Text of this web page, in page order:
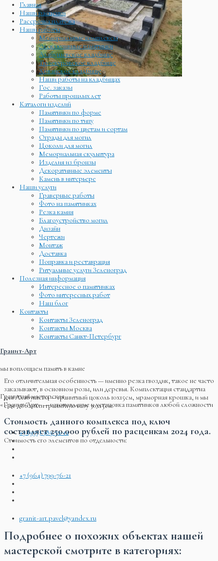
Главная
Наши расценки
Рассрочка платежа
Наши работы
Мемориальные комплексы
Эксклюзивные памятники
Алабушевское кладбище
Троекуровское кладбище
Хованское кладбище
Наши работы на кладбищах
Гос. заказы
Работы прошлых лет
Каталоги изделий
Памятники по форме
Памятники по типу
Памятники по цветам и сортам
Ограды для могил
Цоколи для могил
Мемориальная скульптура
Изделия из бронзы
Декоративные элементы
Камень в интерьере
Наши услуги
Граверные работы
Фото на памятниках
Резка камня
Благоустройство могил
Дизайн
Чертежи
Монтаж
Доставка
Поправка и реставрация
Ритуальные услуги Зеленоград
Полезная информация
Интересное о памятниках
Фото интересных работ
Наш блог
Контакты
Контакты Зеленоград
Контакты Москва
Контакты Санкт-Петербург
Гранит-Арт
мы воплощаем память в камне
Гранитная мастерская
«Гранит-Арт» — изготовление и установка памятников любой сложности
+7 (977) 385-72-12
+7 (964) 799-76-21
granit-art.pavel@yandex.ru
Его отличительная особенность — именно резка гвоздик, такое не часто
заказывают, в основном розы, или деревья. Комплектация стандартна
для Алабушево — гранитный цоколь 10х15см, мраморная крошка, и мы
еще добавили гранитную вазу 30х15см.
Стоимость данного комплекса под ключ
составляет 250.000 рублей по расценкам 2024 года.
Стоимость его элементов по отдельности:
Подробнее о похожих объектах нашей
мастерской смотрите в категориях: